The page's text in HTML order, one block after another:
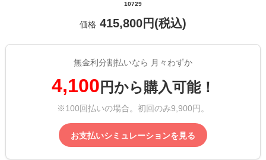
10729
価格 415,800円(税込)
無金利分割払いなら 月々わずか
4,100 円から購入可能！
※100回払いの場合。初回のみ9,900円。
お支払いシミュレーションを見る